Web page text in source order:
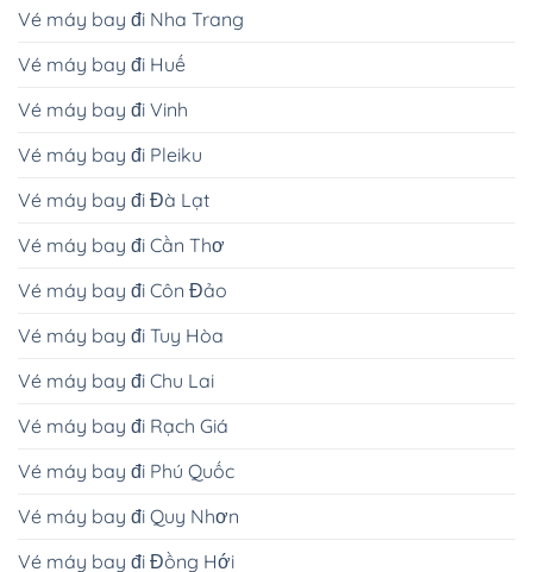
Vé máy bay đi Nha Trang
Vé máy bay đi Huế
Vé máy bay đi Vinh
Vé máy bay đi Pleiku
Vé máy bay đi Đà Lạt
Vé máy bay đi Cần Thơ
Vé máy bay đi Côn Đảo
Vé máy bay đi Tuy Hòa
Vé máy bay đi Chu Lai
Vé máy bay đi Rạch Giá
Vé máy bay đi Phú Quốc
Vé máy bay đi Quy Nhơn
Vé máy bay đi Đồng Hới